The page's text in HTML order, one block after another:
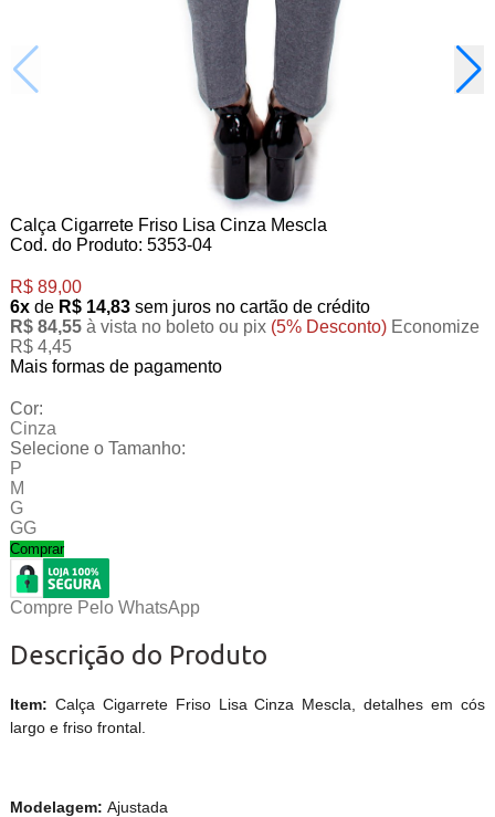
Calça Cigarrete Friso Lisa Cinza Mescla
Cod. do Produto: 5353-04
R$ 89,00
6xde R$ 14,83 sem juros no cartão de crédito
R$ 84,55 à vista no boleto ou pix (5% Desconto) Economize
R$ 4,45
Mais formas de pagamento
Cor:
Cinza
Selecione o Tamanho:
P
M
G
GG
Comprar
Compre Pelo WhatsApp
Descrição do Produto
Item: Calça Cigarrete Friso Lisa Cinza Mescla, detalhes em cós
largo e friso frontal.
Modelagem: Ajustada